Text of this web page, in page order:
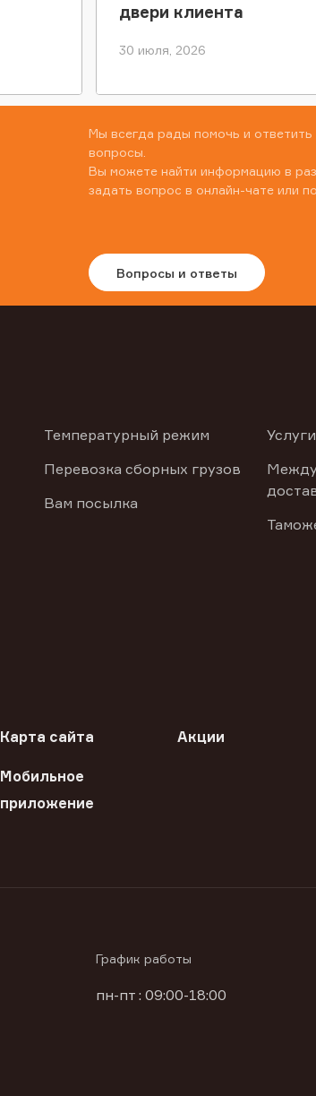
двери клиента
30 июля, 2026
Мы всегда рады помочь и
вопросы.
Вы можете найти информацию в
задать вопрос в онлайн-чате или
Вопросы и ответы
Температурный режим
Перевозка сборных грузов
Вам посылка
Карта сайта Акции
Мобильное
приложение
График работы
пн-пт : 09:00-18:00